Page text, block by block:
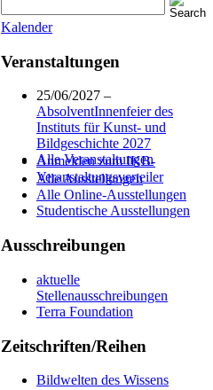
Kalender
Veranstaltungen
25/06/2027 –
AbsolventInnenfeier des
Instituts für Kunst- und
Bildgeschichte 2027
Alle Veranstaltungen
Anmelden zum IKB-
Veranstaltungsverteiler
Alle Ausstellungen
Alle Online-Ausstellungen
Studentische Ausstellungen
Ausschreibungen
aktuelle
Stellenausschreibungen
Terra Foundation
Zeitschriften/Reihen
Bildwelten des Wissens